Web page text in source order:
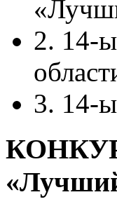
2. 14-
3. 14-